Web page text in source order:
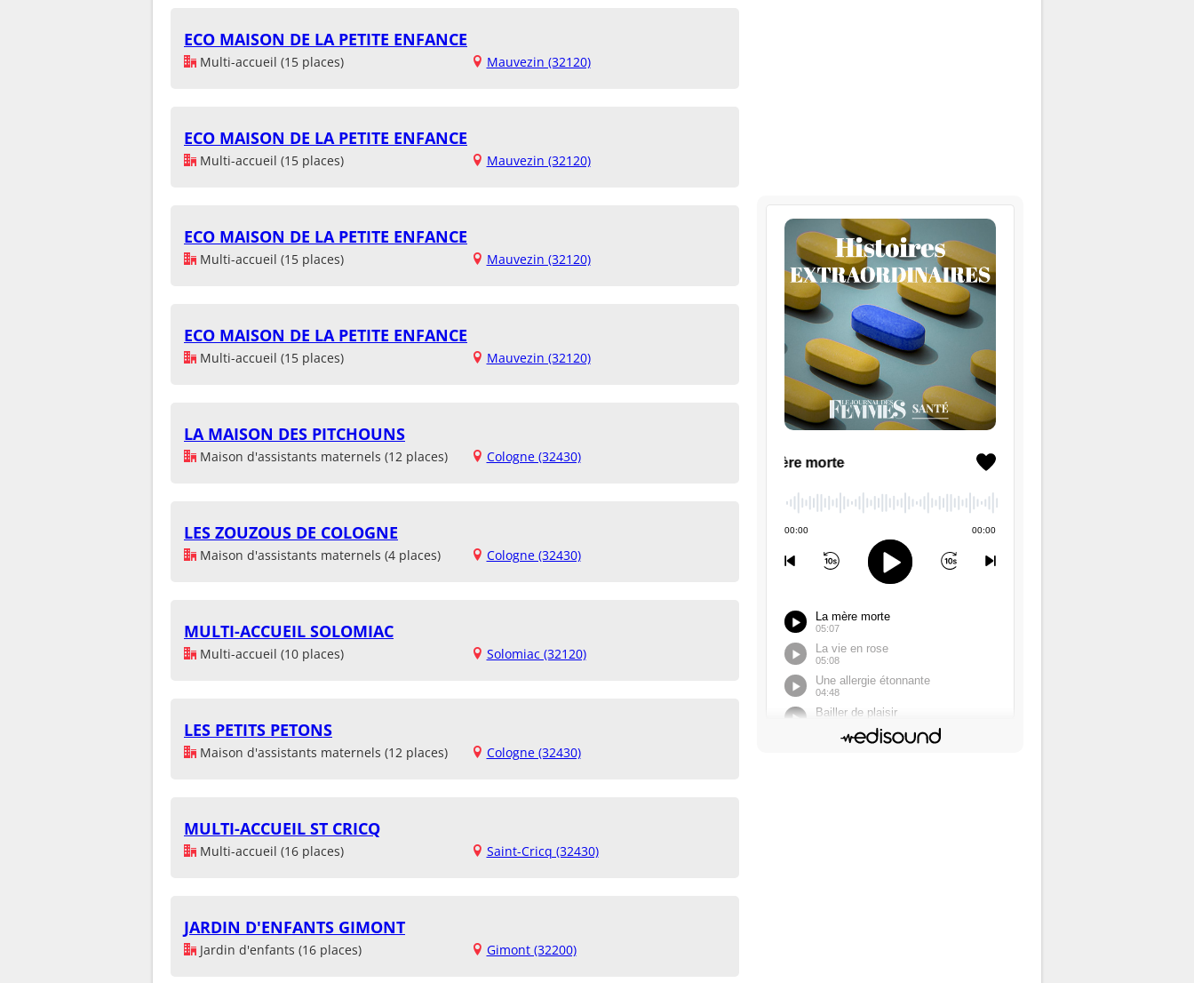
ECO MAISON DE LA PETITE ENFANCE
Multi-accueil (15 places) Mauvezin (32120)
ECO MAISON DE LA PETITE ENFANCE
Multi-accueil (15 places) Mauvezin (32120)
ECO MAISON DE LA PETITE ENFANCE
Multi-accueil (15 places) Mauvezin (32120)
ECO MAISON DE LA PETITE ENFANCE
Multi-accueil (15 places) Mauvezin (32120)
LA MAISON DES PITCHOUNS
Maison d'assistants maternels (12 places) Cologne (32430)
LES ZOUZOUS DE COLOGNE
Maison d'assistants maternels (4 places) Cologne (32430)
MULTI-ACCUEIL SOLOMIAC
Multi-accueil (10 places) Solomiac (32120)
LES PETITS PETONS
Maison d'assistants maternels (12 places) Cologne (32430)
MULTI-ACCUEIL ST CRICQ
Multi-accueil (16 places) Saint-Cricq (32430)
JARDIN D'ENFANTS GIMONT
Jardin d'enfants (16 places) Gimont (32200)